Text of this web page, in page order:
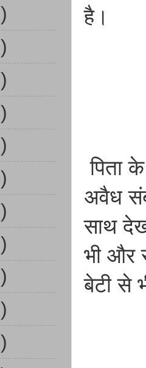
है।
पिता
अवैध
साथ
भी और
बेटी से